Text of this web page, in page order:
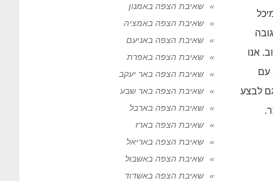
אנו
עם
לבצע
שאיבת הצפה באמנון
שאיבת הצפה באמציה
שאיבת הצפה באניעם
שאיבת הצפה באפרת
שאיבת הצפה באר יעקב
שאיבת הצפה באר שבע
שאיבת הצפה בארבל
שאיבת הצפה בארז
שאיבת הצפה באריאל
שאיבת הצפה באשבול
שאיבת הצפה באשדוד